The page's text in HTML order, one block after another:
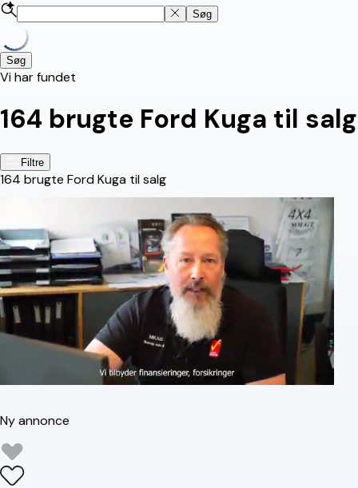
Søg
Søg
Vi har fundet
164 brugte Ford Kuga til salg
Filtre
164 brugte Ford Kuga til salg
Ny annonce